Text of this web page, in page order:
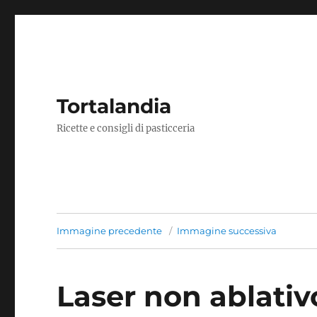
Tortalandia
Ricette e consigli di pasticceria
Immagine precedente Immagine successiva
Laser non